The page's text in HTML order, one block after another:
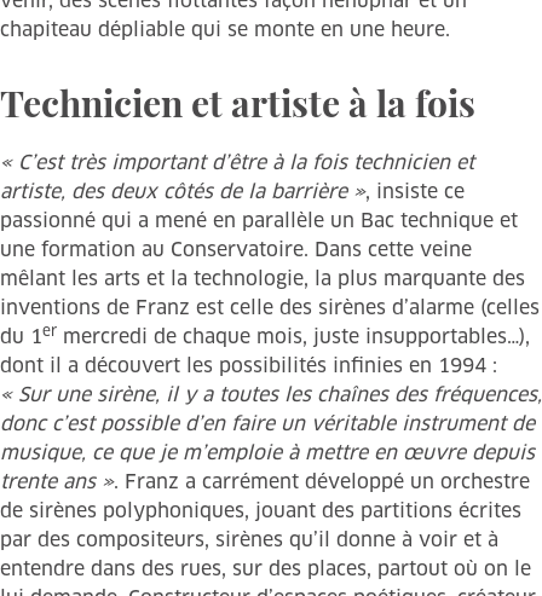
chapiteau dépliable qui se monte en une heure.
Technicien et artiste à la fois
« C’est très important d’être à la fois technicien et
artiste, des deux côtés de la barrière », insiste ce
passionné qui a mené en parallèle un Bac technique et
une formation au Conservatoire. Dans cette veine
mêlant les arts et la technologie, la plus marquante des
inventions de Franz est celle des sirènes d’alarme (celles
du 1er mercredi de chaque mois, juste insupportables…),
dont il a découvert les possibilités infinies en 1994 :
« Sur une sirène, il y a toutes les chaînes des fréquences,
donc c’est possible d’en faire un véritable instrument de
musique, ce que je m’emploie à mettre en œuvre depuis
trente ans ». Franz a carrément développé un orchestre
de sirènes polyphoniques, jouant des partitions écrites
par des compositeurs, sirènes qu’il donne à voir et à
entendre dans des rues, sur des places, partout où on le